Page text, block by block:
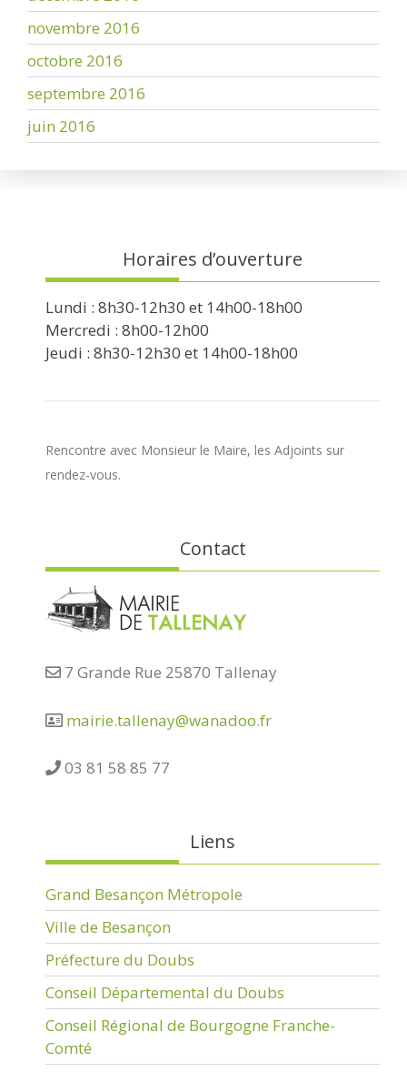
novembre 2016
octobre 2016
septembre 2016
juin 2016
Horaires d’ouverture
Lundi : 8h30-12h30 et 14h00-18h00
Mercredi : 8h00-12h00
Jeudi : 8h30-12h30 et 14h00-18h00
Rencontre avec Monsieur le Maire, les Adjoints sur
rendez-vous.
Contact
7 Grande Rue 25870 Tallenay
mairie.tallenay@wanadoo.fr
03 81 58 85 77
Liens
Grand Besançon Métropole
Ville de Besançon
Préfecture du Doubs
Conseil Départemental du Doubs
Conseil Régional de Bourgogne Franche-
Comté